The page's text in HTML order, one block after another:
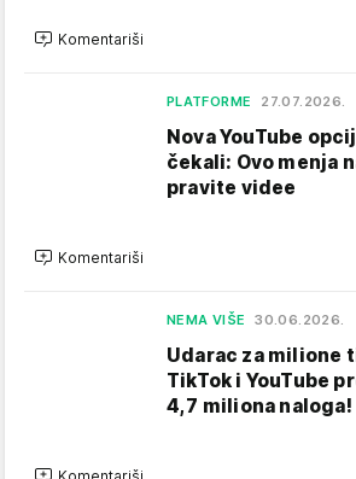
Komentariši
PLATFORME 27.07.2026.
Nova YouTube
čekali: Ovo menja
pravite videe
Komentariši
NEMA VIŠE 30.06.2026.
Udarac za milione
TikTok i YouTube
4,7 miliona naloga!